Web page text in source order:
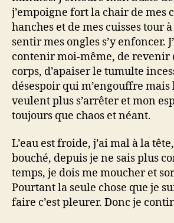
j’empoigne fort la chair de mes
hanches et de mes cuisses tour
sentir mes ongles s’y enfoncer.
contenir moi-même, de revenir
corps, d’apaiser le tumulte
désespoir qui m’engouffre mais
veulent plus s’arrêter et mon
toujours que chaos et néant.
L’eau est froide, j’ai mal à la
bouché, depuis je ne sais plus
temps, je dois me moucher et
Pourtant la seule chose que je
faire c’est pleurer. Donc je